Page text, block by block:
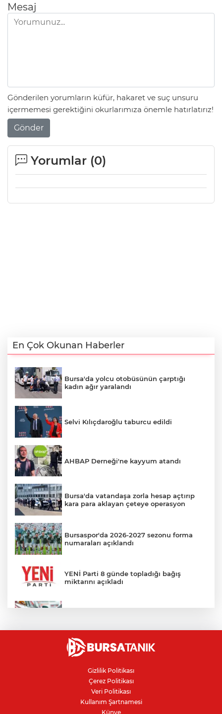
Mesaj
Gönderilen yorumların küfür, hakaret ve suç unsuru
içermemesi gerektiğini okurlarımıza önemle hatırlatırız!
Gönder
Yorumlar (0)
En Çok Okunan Haberler
Bursa'da yolcu otobüsünün çarptığı
kadın ağır yaralandı
Selvi Kılıçdaroğlu taburcu edildi
AHBAP Derneği'ne kayyum atandı
Bursa'da vatandaşa zorla hesap açtırıp
kara para aklayan çeteye operasyon
Bursaspor'da 2026-2027 sezonu forma
numaraları açıklandı
YENİ Parti 8 günde topladığı bağış
miktarını açıkladı
SONAR anketi açıklandı: YENİ Parti ilk
sırada
Bursa'da yangına müdahale ederken
yüksekten düşen itfaiye eri tedavi
altında
Gizlilik Politikası
Çerez Politikası
Veri Politikası
Kullanım Şartnamesi
Künye